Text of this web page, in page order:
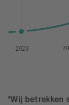
2023
*Wij betrekken